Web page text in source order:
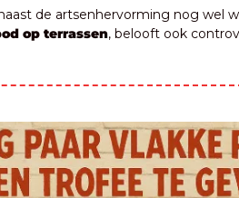
de artsenhervorming nog wel
op terrassen, belooft ook